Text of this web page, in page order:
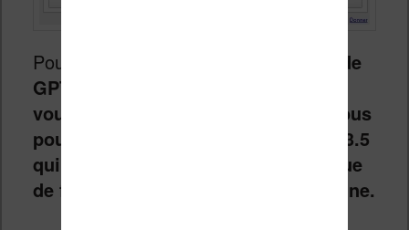
Pour ce test,
j’ai choisi une version de
GPT4 qui est assez performante. Si
vous voulez faire des économies, vous
pouvez utiliser une version de GPT 3.5
qui sera moins chère, mais qui risque
de fournir une traduction moins bonne.